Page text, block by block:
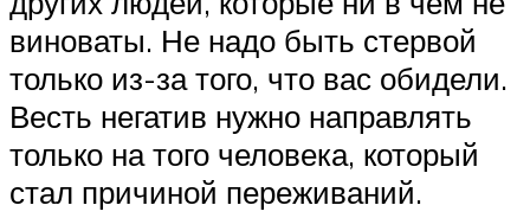
виноваты. Не надо быть стервой
только из-за того, что вас обидели.
Весть негатив нужно направлять
только на того человека, который
стал причиной переживаний.